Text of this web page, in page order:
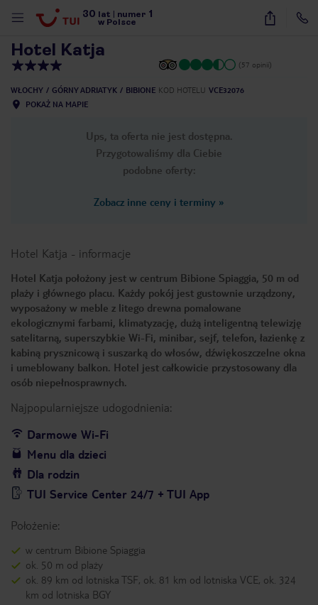
30 lat numer 1
w Polsce
20
Hotel Katja
(57 opinii)
WŁOCHY GÓRNY ADRIATYK BIBIONE KOD HOTELU VCE32076
POKAŻ NA MAPIE
Ups, ta oferta nie jest dostępna.
Przygotowaliśmy dla Ciebie
podobne oferty:
Zobacz inne ceny i terminy »
Hotel Katja - informacje
Hotel Katja położony jest w centrum Bibione Spiaggia, 50 m od
plaży i głównego placu. Każdy pokój jest gustownie urządzony,
wyposażony w meble z litego drewna pomalowane
ekologicznymi farbami, klimatyzację, dużą inteligentną telewizję
satelitarną, superszybkie Wi-Fi, minibar, sejf, telefon, łazienkę z
kabiną prysznicową i suszarką do włosów, dźwiękoszczelne okna
i umeblowany balkon. Hotel jest całkowicie przystosowany dla
osób niepełnosprawnych.
Najpopularniejsze udogodnienia:
Darmowe Wi-Fi
Menu dla dzieci
Dla rodzin
TUI Service Center 24/7 + TUI App
Położenie:
w centrum Bibione Spiaggia
ok. 50 m od plaży
ok. 89 km od lotniska TSF, ok. 81 km od lotniska VCE, ok. 324
km od lotniska BGY